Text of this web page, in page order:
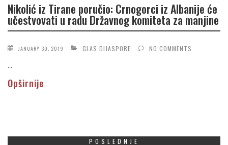
Nikolić iz Tirane poručio: Crnogorci iz Albanije će
učestvovati u radu Državnog komiteta za manjine
JANUARY 30, 2019 GLAS DIJASPORE NO COMMENTS
...
Opširnije
POSLEDNJE